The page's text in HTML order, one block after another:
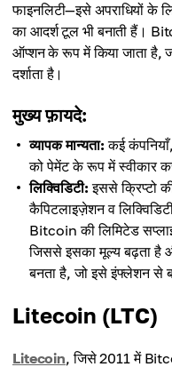
फाइनलिटी—इसे अपराधियों के
का आदर्श टूल भी बनाती हैं।
ऑप्शन के रूप में किया जाता है,
दर्शाता है।
मुख्य फ़ायदे:
व्यापक मान्यता: कई
को पेमेंट के रूप में स्वीकार
लिक्विडिटी: इससे क्रिप्टो
कैपिटलाइज़ेशन व
Bitcoin की लिमिटेड
जिससे इसका मूल्य बढ़ता है
बनता है, जो इसे इंफ्लेशन से
Litecoin (LTC)
Litecoin, जिसे 2011 में